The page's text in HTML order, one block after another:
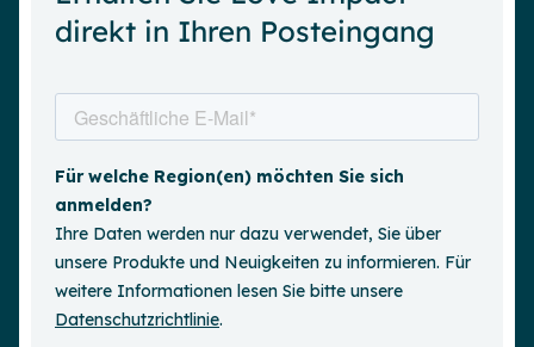
Demo anfordern
direkt in Ihren Posteingang